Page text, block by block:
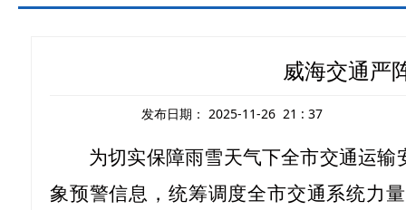
威海交通严
发布日期： 2025-11-26 21 : 37
为切实保障雨雪天气下全市交通运
象预警信息，统筹调度全市交通系统力